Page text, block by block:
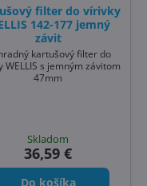
filter do vírivky
142-177 jemný
závit
kartušový filter do
WELLIS s jemným závitom
47mm
Skladom
36,59 €
Do košíka